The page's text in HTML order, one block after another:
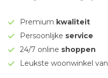
Premium kwaliteit
Persoonlijke service
24/7 online shoppen
Leukste woonwinkel van